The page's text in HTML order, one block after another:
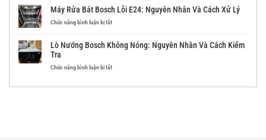
Kiểm
Tra
Nguyên
Nhân
Và
Tra
Bosch
Lỗi
Nhân
Cách
Máy Rửa Bát Bosch Lỗi E24: Nguyên Nhân Và Cách Xử Lý
Chức năng bình luận bị tắtở
Bát
Lỗi
Lò Nướng Bosch Không Nóng: Nguyên Nhân Và Cách Kiểm
Tra
Chức năng bình luận bị tắtở